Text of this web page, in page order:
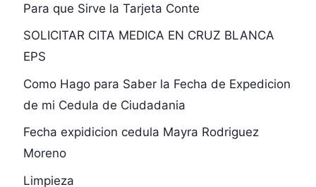
Para que Sirve la Tarjeta Conte
SOLICITAR CITA MEDICA EN CRUZ BLANCA
EPS
Como Hago para Saber la Fecha de Expedicion
de mi Cedula de Ciudadania
Fecha expidicion cedula Mayra Rodriguez
Moreno
Limpieza